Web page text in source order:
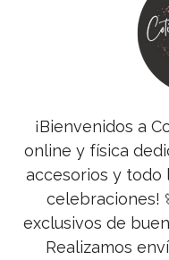
¡Bienvenidos a
online y física
accesorios y todo
celebraciones!
exclusivos de
Realizamos